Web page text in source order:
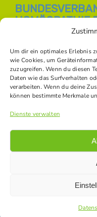
Um dir ein optimales Erlebnis
wie Cookies, um
zuzugreifen. Wenn du diesen
Daten wie das Surfverhalten
verarbeiten. Wenn du deine
können bestimmte Merkmale
Dienste verwalten
HOMÖOPATHIE
E-Mail:
Webseite:
SOZIALE
Datenschutz|